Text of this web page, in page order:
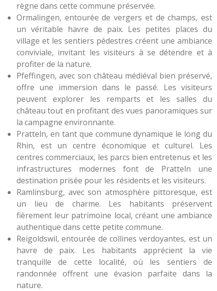
règne dans cette commune préservée.
Ormalingen, entourée de vergers et de champs, est
un véritable havre de paix. Les petites places du
village et les sentiers pédestres créent une ambiance
conviviale, invitant les visiteurs à se détendre et à
profiter de la nature.
Pfeffingen, avec son château médiéval bien préservé,
offre une immersion dans le passé. Les visiteurs
peuvent explorer les remparts et les salles du
château tout en profitant des vues panoramiques sur
la campagne environnante.
Pratteln, en tant que commune dynamique le long du
Rhin, est un centre économique et culturel. Les
centres commerciaux, les parcs bien entretenus et les
infrastructures modernes font de Pratteln une
destination prisée pour les résidents et les visiteurs.
Ramlinsburg, avec son atmosphère pittoresque, est
un lieu de charme. Les habitants préservent
fièrement leur patrimoine local, créant une ambiance
authentique dans cette petite commune.
Reigoldswil, entourée de collines verdoyantes, est un
havre de paix. Les habitants apprécient la vie
tranquille de cette localité, où les sentiers de
randonnée offrent une évasion parfaite dans la
nature.